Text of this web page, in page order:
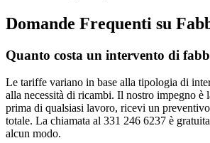
Domande Frequenti su
Quanto costa un intervento di
Le tariffe variano in base alla tipologia di
alla necessità di ricambi. Il nostro impegno è
prima di qualsiasi lavoro, ricevi un
totale. La chiamata al 331 246 6237 è
alcun modo.